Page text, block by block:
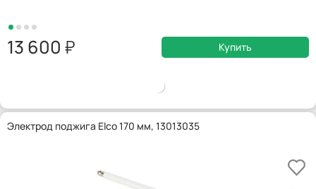
13 600 Купить
Электрод поджига Elco 170 мм, 13013035